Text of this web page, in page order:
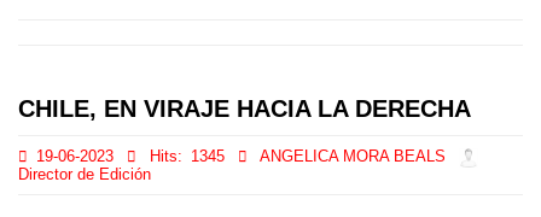
CHILE, EN VIRAJE HACIA LA DERECHA
19-06-2023 Hits: 1345
ANGELICA MORA BEALS
Director de Edición